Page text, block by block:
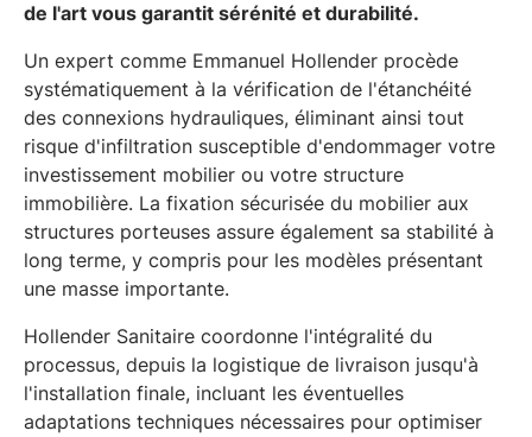
de l'art vous garantit sérénité et durabilité.
Un expert comme Emmanuel Hollender procède
systématiquement à la vérification de l'étanchéité
des connexions hydrauliques, éliminant ainsi tout
risque d'infiltration susceptible d'endommager votre
investissement mobilier ou votre structure
immobilière. La fixation sécurisée du mobilier aux
structures porteuses assure également sa stabilité à
long terme, y compris pour les modèles présentant
une masse importante.
Hollender Sanitaire coordonne l'intégralité du
processus, depuis la logistique de livraison jusqu'à
l'installation finale, incluant les éventuelles
adaptations techniques nécessaires pour optimiser